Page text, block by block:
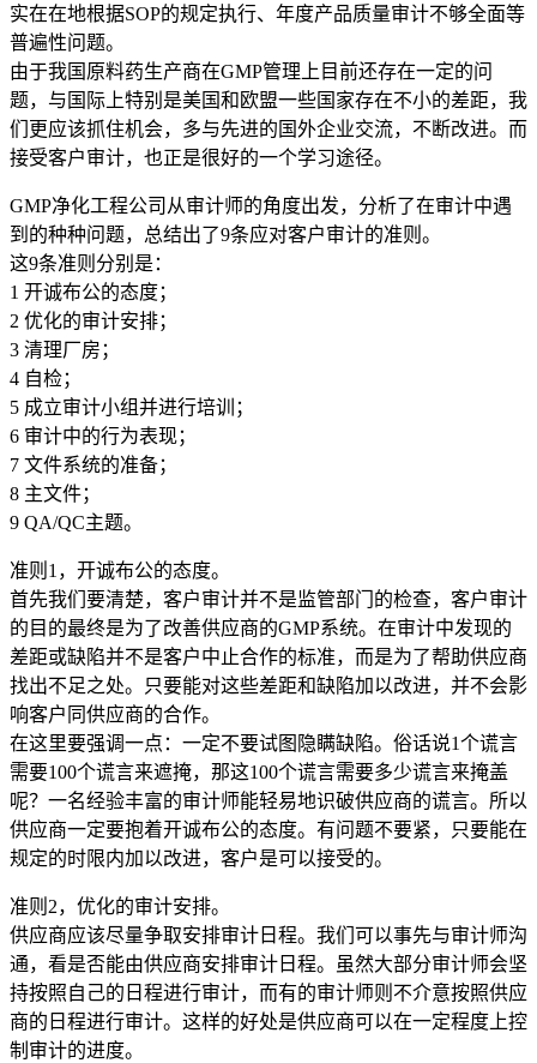
实在在地根据SOP的规定执行、年度产品质量审计不够全面等
普遍性问题。
由于我国原料药生产商在GMP管理上目前还存在一定的问
题，与国际上特别是美国和欧盟一些国家存在不小的差距，我
们更应该抓住机会，多与先进的国外企业交流，不断改进。而
接受客户审计，也正是很好的一个学习途径。
GMP净化工程公司从审计师的角度出发，分析了在审计中遇
到的种种问题，总结出了9条应对客户审计的准则。
这9条准则分别是：
1 开诚布公的态度；
2 优化的审计安排；
3 清理厂房；
4 自检；
5 成立审计小组并进行培训；
6 审计中的行为表现；
7 文件系统的准备；
8 主文件；
9 QA/QC主题。
准则1，开诚布公的态度。
首先我们要清楚，客户审计并不是监管部门的检查，客户审计
的目的最终是为了改善供应商的GMP系统。在审计中发现的
差距或缺陷并不是客户中止合作的标准，而是为了帮助供应商
找出不足之处。只要能对这些差距和缺陷加以改进，并不会影
响客户同供应商的合作。
在这里要强调一点：一定不要试图隐瞒缺陷。俗话说1个谎言
需要100个谎言来遮掩，那这100个谎言需要多少谎言来掩盖
呢？一名经验丰富的审计师能轻易地识破供应商的谎言。所以
供应商一定要抱着开诚布公的态度。有问题不要紧，只要能在
规定的时限内加以改进，客户是可以接受的。
准则2，优化的审计安排。
供应商应该尽量争取安排审计日程。我们可以事先与审计师沟
通，看是否能由供应商安排审计日程。虽然大部分审计师会坚
持按照自己的日程进行审计，而有的审计师则不介意按照供应
商的日程进行审计。这样的好处是供应商可以在一定程度上控
制审计的进度。